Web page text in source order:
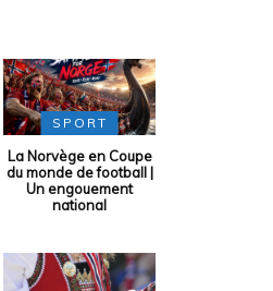
SPORT
La Norvège en Coupe
du monde de football |
Un engouement
national